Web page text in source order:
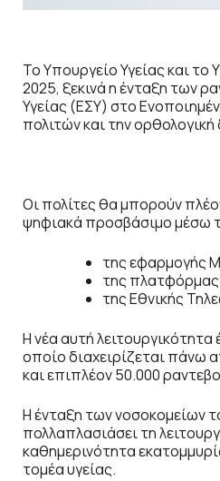
Το Υπουργείο Υγείας και
2025, ξεκινά η ένταξη των
Υγείας (ΕΣΥ) στο
πολιτών και την
Οι πολίτες θα μπορούν
ψηφιακά προσβάσιμο μέσω
της εφαρμογής
της
της Εθνικής
Η νέα αυτή
οποίο διαχειρίζεται πάνω
και επιπλέον 50.000
Η ένταξη των νοσοκομείων
πολλαπλασιάσει τη
καθημερινότητα
τομέα υγείας.